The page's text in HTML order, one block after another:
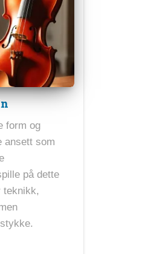
form og
ansett som
på dette
teknikk,